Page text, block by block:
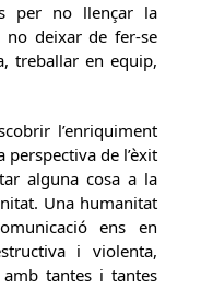
per no llençar la
deixar de fer-se
treballar en equip,
l’enriquiment
perspectiva de l’èxit
alguna cosa a la
Una humanitat
ens en
i violenta,
tantes i tantes